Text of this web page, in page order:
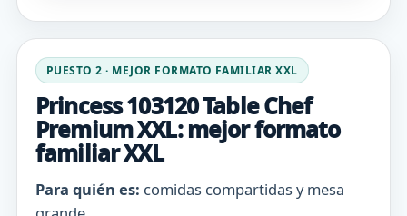
PUESTO 2 · MEJOR FORMATO FAMILIAR XXL
Princess 103120 Table Chef
Premium XXL: mejor formato
familiar XXL
Para quién es: comidas compartidas y mesa